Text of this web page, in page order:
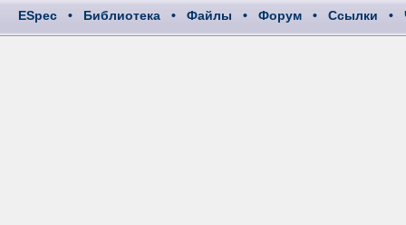
ESpec • Библиотека • Файлы • Форум • Ссылки •